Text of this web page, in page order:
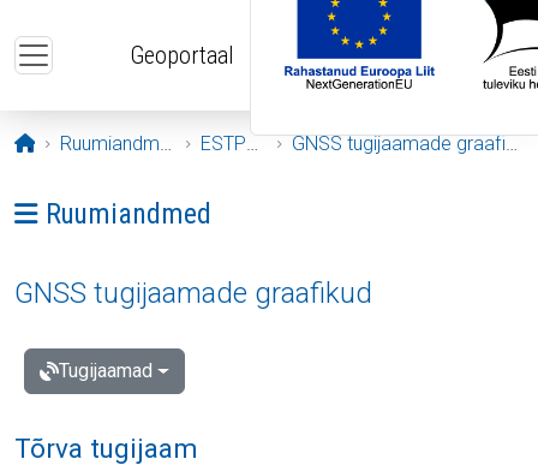
Geoportaal
Avaleht
Ruumiandmed ESTPOS GNSS tugijaamade graafikud
Ava menüü: Ruumiandmed
Ruumiandmed
GNSS tugijaamade graafikud
Tugijaamad
Tõrva tugijaam